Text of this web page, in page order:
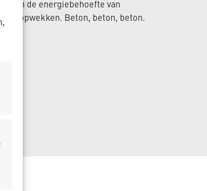
van de energiebehoefte van
opwekken. Beton, beton, beton.